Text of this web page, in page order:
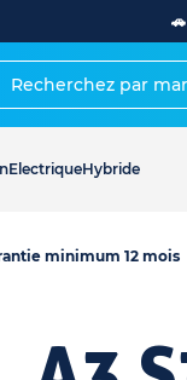
ElectriqueHybride
minimum 12 mois